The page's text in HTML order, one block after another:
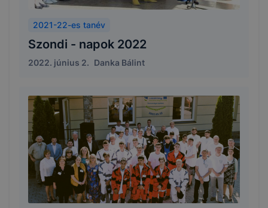
2021-22-es tanév
Szondi - napok 2022
2022. június 2. Danka Bálint